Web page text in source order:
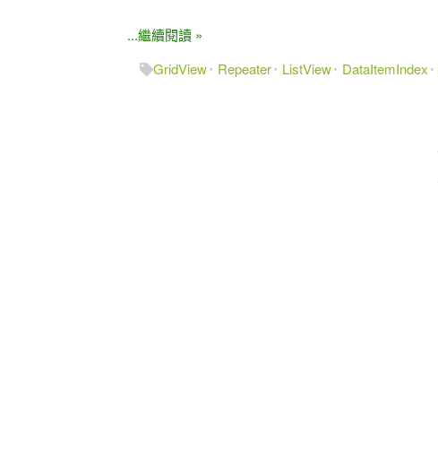
...繼續閱讀 »
GridView
Repeater ListView DataItemIndex